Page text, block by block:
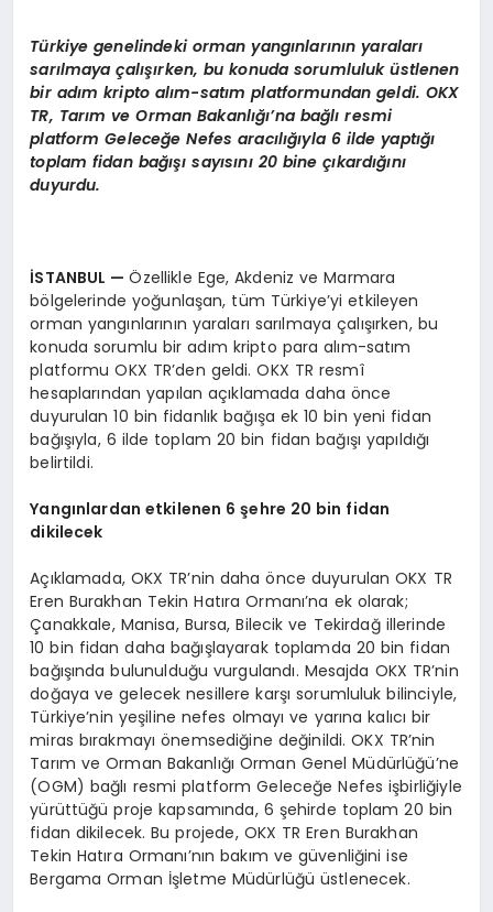
Türkiye genelindeki orman yangınlarının yaraları
sarılmaya çalışırken, bu konuda sorumluluk üstlenen
bir adım kripto alım-satım platformundan geldi. OKX
TR, Tarım ve Orman Bakanlığı’na bağlı resmi
platform Geleceğe Nefes aracılığıyla 6 ilde yaptığı
toplam fidan bağışı sayısını 20 bine çıkardığını
duyurdu.
İSTANBUL —Özellikle Ege, Akdeniz ve Marmara
bölgelerinde yoğunlaşan, tüm Türkiye’yi etkileyen
orman yangınlarının yaraları sarılmaya çalışırken, bu
konuda sorumlu bir adım kripto para alım-satım
platformu OKX TR’den geldi. OKX TR resmî
hesaplarından yapılan açıklamada daha önce
duyurulan 10 bin fidanlık bağışa ek 10 bin yeni fidan
bağışıyla, 6 ilde toplam 20 bin fidan bağışı yapıldığı
belirtildi.
Yangınlardan etkilenen 6 şehre 20 bin fidan
dikilecek
Açıklamada, OKX TR’nin daha önce duyurulan OKX TR
Eren Burakhan Tekin Hatıra Ormanı’na ek olarak;
Çanakkale, Manisa, Bursa, Bilecik ve Tekirdağ illerinde
10 bin fidan daha bağışlayarak toplamda 20 bin fidan
bağışında bulunulduğu vurgulandı. Mesajda OKX TR’nin
doğaya ve gelecek nesillere karşı sorumluluk bilinciyle,
Türkiye’nin yeşiline nefes olmayı ve yarına kalıcı bir
miras bırakmayı önemsediğine değinildi. OKX TR’nin
Tarım ve Orman Bakanlığı Orman Genel Müdürlüğü’ne
(OGM) bağlı resmi platform Geleceğe Nefes işbirliğiyle
yürüttüğü proje kapsamında, 6 şehirde toplam 20 bin
fidan dikilecek. Bu projede, OKX TR Eren Burakhan
Tekin Hatıra Ormanı’nın bakım ve güvenliğini ise
Bergama Orman İşletme Müdürlüğü üstlenecek.